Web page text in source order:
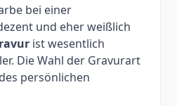
bei einer
und eher weißlich
ist wesentlich
Die Wahl der Gravurart
persönlichen